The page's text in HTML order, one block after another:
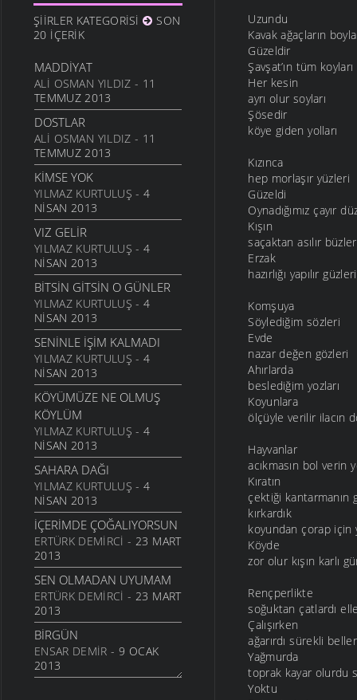
ANAM
3 ARALIK 2011
27 KASIM 2011
BILEMEDIM
24 KASIM 2011
VARDIR
5 KASIM 2011
TOPRAKTIR
5 KASIM 2011
BITTI ÖĞRETMENIM
22 AĞUSTOS 2011
GENÇIYAN
15 AĞUSTOS 2011
ALDIRMA GÜLÜM
13 AĞUSTOS 2011
BENDE VARIM
24 TEMMUZ 2011
SARI KIZ
16 TEMMUZ 2011
GELIN CANLAR
3 TEMMUZ 2011
ARTVINIM II
29 HAZIRAN 2011
İNANMIŞTIN
26 HAZIRAN 2011
MANILER
10 HAZIRAN 2011
SÜRDÜM ATIMI
3 HAZIRAN 2011
ARKADAŞ
1 HAZIRAN 2011
ŞIIRIM
31 MAYIS 2011
ŞIIRLER KATEGORISI
SON
20 İÇERIK
MADDIYAT
ALI OSMAN YILDIZ - 11
TEMMUZ 2013
DOSTLAR
ALI OSMAN YILDIZ - 11
TEMMUZ 2013
KIMSE YOK
YILMAZ KURTULUŞ - 4
NISAN 2013
VIZ GELIR
YILMAZ KURTULUŞ - 4
NISAN 2013
BITSIN GITSIN O GÜNLER
YILMAZ KURTULUŞ - 4
NISAN 2013
SENINLE İŞIM KALMADI
YILMAZ KURTULUŞ - 4
NISAN 2013
KÖYÜMÜZE NE OLMUŞ
KÖYLÜM
YILMAZ KURTULUŞ - 4
NISAN 2013
SAHARA DAĞI
YILMAZ KURTULUŞ - 4
NISAN 2013
İÇERIMDE ÇOĞALIYORSUN
ERTÜRK DEMIRCI - 23 MART
2013
SEN OLMADAN UYUMAM
ERTÜRK DEMIRCI - 23 MART
2013
BIRGÜN
ENSAR DEMIR - 9 OCAK
2013
Uzundu
Kavak ağaçların
Güzeldir
Şavşat’ın tüm koyları
Her kesin
ayrı olur soyları
Şösedir
köye giden yolları
Kızınca
hep morlaşır yüzleri
Güzeldi
Oynadığımız çayır
Kışın
saçaktan asılır
Erzak
hazırlığı yapılır güzleri
Komşuya
Söylediğim sözleri
Evde
nazar değen gözleri
Ahırlarda
beslediğim yozları
Koyunlara
ölçüyle verilir ilacın
Hayvanlar
acıkmasın bol verin
Kıratın
çektiği kantarmanın
kırkardık
koyundan çorap için
Köyde
zor olur kışın karlı
Rençperlikte
soğuktan çatlardı
Çalışırken
ağarırdı sürekli
Yağmurda
toprak kayar olurdu
Yoktu